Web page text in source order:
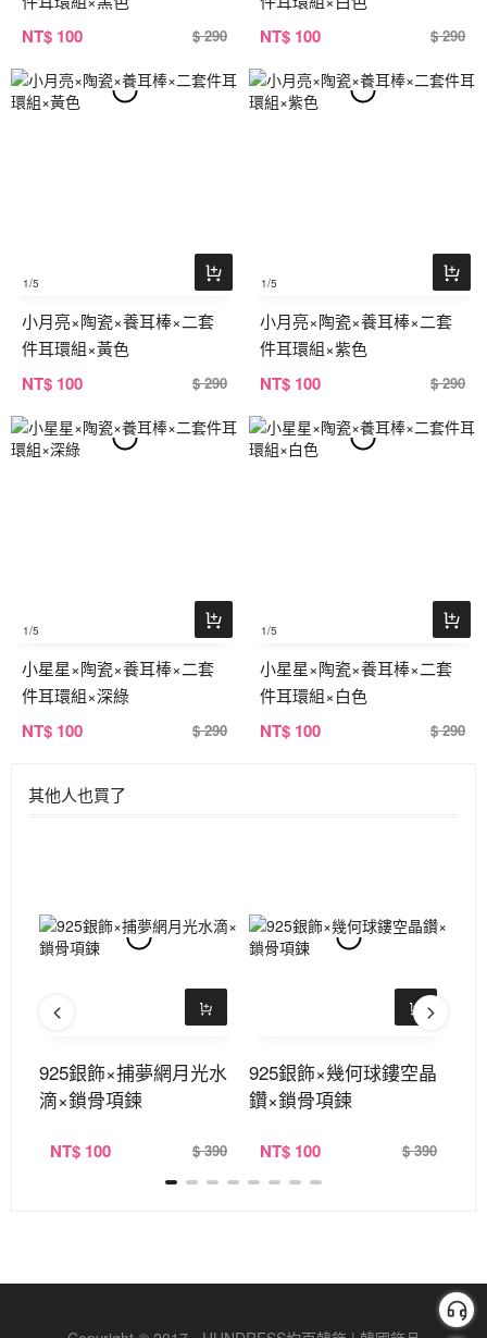
NT$ 100 $ 290 NT$ 100 $ 290
1/5
小月亮×陶瓷×養耳棒×二套
件耳環組×黃色
NT$ 100 $ 290
1/5
小月亮×陶瓷×養耳棒×二套
件耳環組×紫色
NT$ 100 $ 290
1/5
小星星×陶瓷×養耳棒×二套
件耳環組×深綠
NT$ 100 $ 290
1/5
小星星×陶瓷×養耳棒×二套
件耳環組×白色
NT$ 100 $ 290
其他人也買了
925銀飾×捕夢網月光水
滴×鎖骨項鍊
NT$ 100 $ 390
925銀飾×幾何球鏤空晶
鑽×鎖骨項鍊
NT$ 100 $ 390